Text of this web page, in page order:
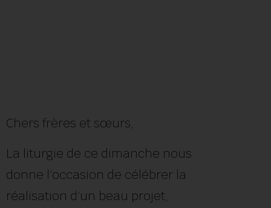
Chers frères et sœurs,
La liturgie de ce dimanche nous
donne l’occasion de célébrer la
réalisation d’un beau projet,